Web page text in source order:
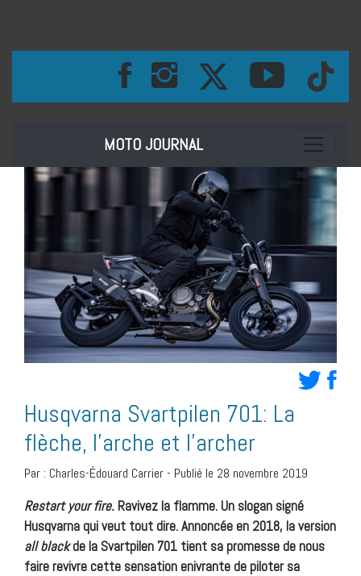
MOTO JOURNAL Toggle
Husqvarna Svartpilen 701: La
flèche, l’arche et l’archer
Par : Charles-Édouard Carrier- Publié le 28 novembre 2019
Restart your fire. Ravivez la flamme. Un slogan signé
Husqvarna qui veut tout dire. Annoncée en 2018, la version
all blackde la Svartpilen 701 tient sa promesse de nous
faire revivre cette sensation enivrante de piloter sa